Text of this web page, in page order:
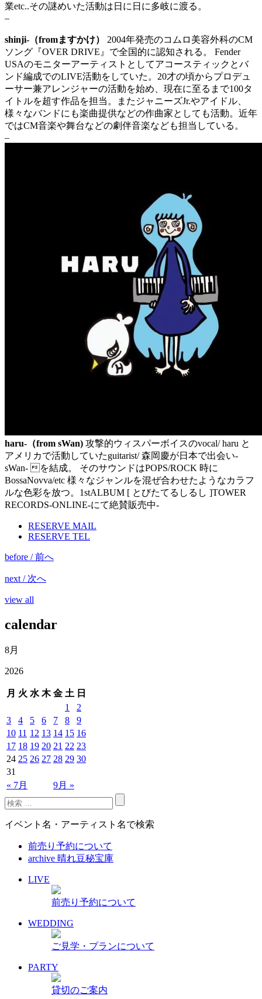
業etc..その謎めいた活動は日に日に多岐に渡る。
–
shinji-（fromますかけ）
2004年発売のコムロ美容外科のCM
ソング『OVER DRIVE』で全国的に認知される。 Fender
USAのモニターアーティストとしてアコースティックとバ
ンド編成でのLIVE活動をしていた。20才の頃からプロデュ
ーサー兼アレンジャーの活動を始め、現在に至るまで100タ
イトルを超す作品を担当。またジャニーズJr.やアイドル、
様々なバンドにも楽曲提供などの作曲家としても活動。近年
ではCM音楽や舞台などの劇伴音楽なども担当している。
–
haru-（from sWan) 攻撃的ウィスパーボイスのvocal/ haru と
アメリカで活動していたguitarist/ 森岡慶が日本で出会い-
sWan- を結成。 そのサウンドはPOPS/ROCK 時に
BossaNovva/etc 様々なジャンルを混ぜ合わせたようなカラフ
ルな色彩を放つ。1stALBUM [ とびたてるしるし ]TOWER
RECORDS-ONLINE-にて絶賛販売中-
RESERVE MAIL
RESERVE TEL
before / 前へ
next / 次へ
view all
calendar
8月
2026
月 火 水 木 金 土 日
« 7月 9月 »
1
2
3
4 5 6 7 8
9
10 11 12 13 14 15 16
17 18 19 20 21 22 23
24 25 26 27 28 29 30
31
イベント名・アーティスト名で検索
前売り予約について
archive 晴れ豆秘宝庫
LIVE
前売り予約について
WEDDING
ご見学・プランについて
PARTY
貸切のご案内